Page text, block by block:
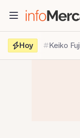
contenido
Hoy
Keiko